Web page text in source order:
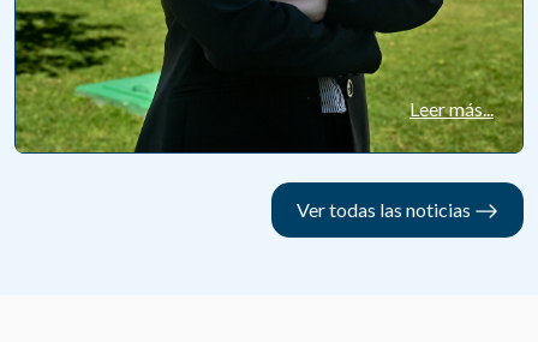
Leer más...
Ver todas las noticias